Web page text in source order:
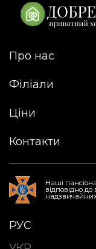
Про нас
Філіали
Ціни
Контакти
Наші
відповідно
РУС